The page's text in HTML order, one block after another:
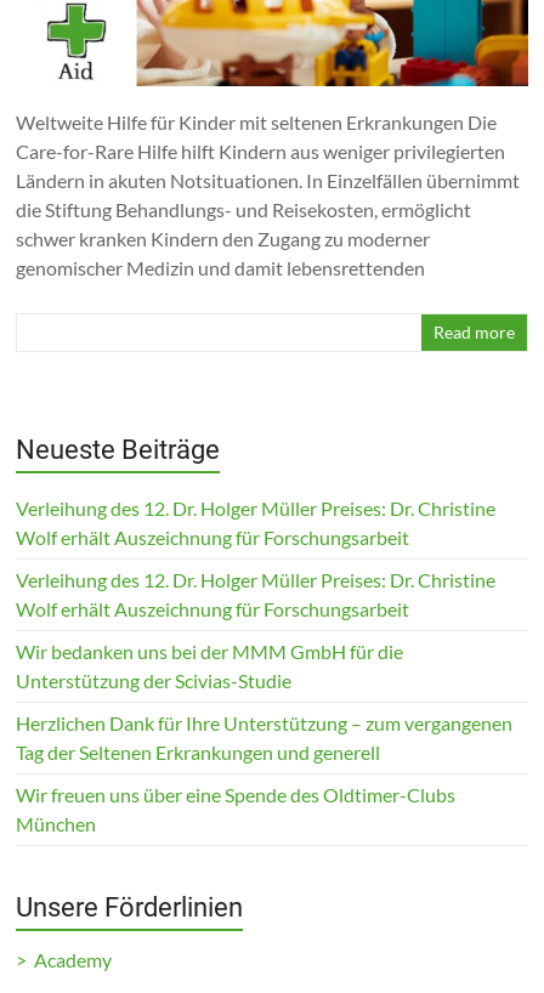
Weltweite Hilfe für Kinder mit seltenen Erkrankungen Die
Care-for-Rare Hilfe hilft Kindern aus weniger privilegierten
Ländern in akuten Notsituationen. In Einzelfällen übernimmt
die Stiftung Behandlungs- und Reisekosten, ermöglicht
schwer kranken Kindern den Zugang zu moderner
genomischer Medizin und damit lebensrettenden
Read more
Neueste Beiträge
Verleihung des 12. Dr. Holger Müller Preises: Dr. Christine
Wolf erhält Auszeichnung für Forschungsarbeit
Verleihung des 12. Dr. Holger Müller Preises: Dr. Christine
Wolf erhält Auszeichnung für Forschungsarbeit
Wir bedanken uns bei der MMM GmbH für die
Unterstützung der Scivias-Studie
Herzlichen Dank für Ihre Unterstützung – zum vergangenen
Tag der Seltenen Erkrankungen und generell
Wir freuen uns über eine Spende des Oldtimer-Clubs
München
Unsere Förderlinien
> Academy